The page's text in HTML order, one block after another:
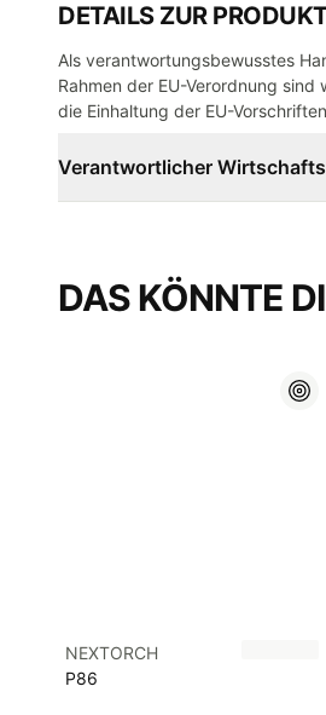
DETAILS ZUR
Als verantwortungsbewusstes
Rahmen der EU-Verordnung
die Einhaltung der EU-
Verantwortlicher
DAS KÖNNTE
NEXTORCH
P86